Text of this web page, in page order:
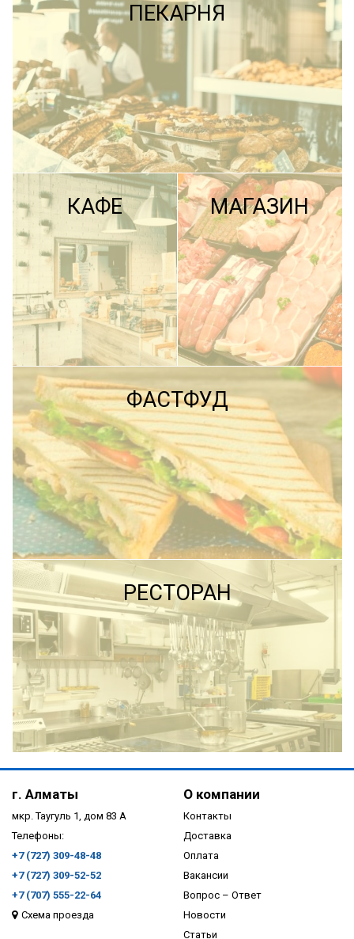
ПЕКАРНЯ
ПОДРОБНЕЕ
КАФЕ
ПОДРОБНЕЕ
МАГАЗИН
ПОДРОБНЕЕ
ФАСТФУД
ПОДРОБНЕЕ
РЕСТОРАН
ПОДРОБНЕЕ
г. Алматы
мкр. Таугуль 1, дом 83 А
Телефоны:
+7 (727) 309-48-48
+7 (727) 309-52-52
+7 (707) 555-22-64
Схема проезда
О компании
Контакты
Доставка
Оплата
Вакансии
Вопрос – Ответ
Новости
Статьи